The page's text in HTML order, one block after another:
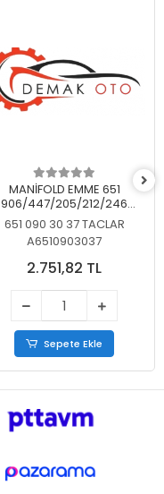
MANİFOLD EMME 651
906/447/205/212/246
KELEBEKSİZ
651 090 30 37 TACLAR
A6510903037
2.751,82 TL
Sepete Ekle